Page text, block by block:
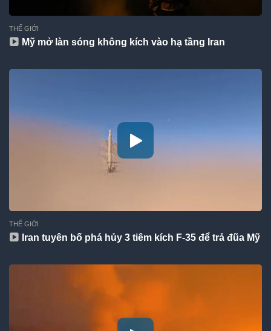
THẾ GIỚI
Mỹ mở làn sóng không kích vào hạ tầng Iran
THẾ GIỚI
Iran tuyên bố phá hủy 3 tiêm kích F-35 để trả đũa Mỹ